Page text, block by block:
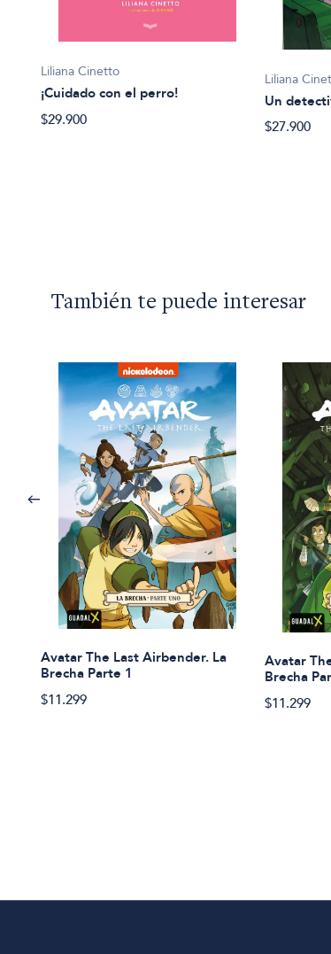
Liliana Cinetto
¡Cuidado con el perro!
$29.900
Liliana
Un
$27.900
También te puede interesar
Avatar The Last Airbender. La
Brecha Parte 1
$11.299
Avatar
Brecha
$11.299